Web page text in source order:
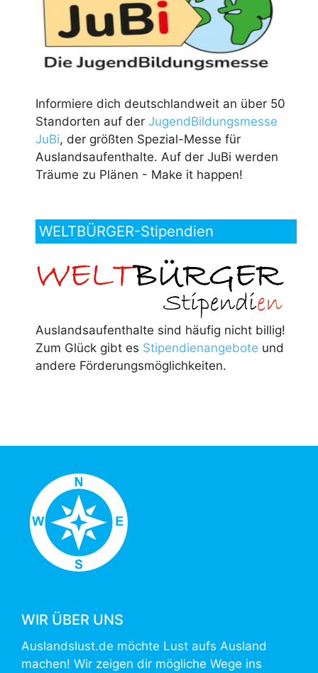
Informiere dich deutschlandweit an über 50
Standorten auf der JugendBildungsmesse
JuBi, der größten Spezial-Messe für
Auslandsaufenthalte. Auf der JuBi werden
Träume zu Plänen - Make it happen!
WELTBÜRGER-Stipendien
Auslandsaufenthalte sind häufig nicht billig!
Zum Glück gibt es Stipendienangebote und
andere Förderungsmöglichkeiten.
WIR ÜBER UNS
Auslandslust.de möchte Lust aufs Ausland
machen! Wir zeigen dir mögliche Wege ins